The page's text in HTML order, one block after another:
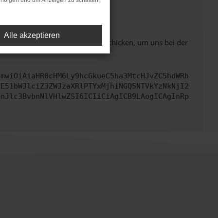
unterstützt werden.
Du kannst uns diesen Text schicken, um uns bei der
Alle akzeptieren